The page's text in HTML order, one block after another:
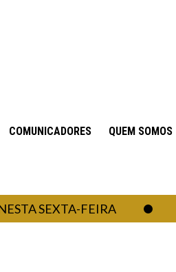
COMUNICADORES QUEM SOMOS
FEIRA